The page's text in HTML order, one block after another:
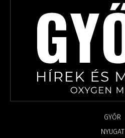
GYŐR
NYUGAT